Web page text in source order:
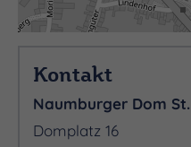
Kontakt
Naumburger Dom
Domplatz 16